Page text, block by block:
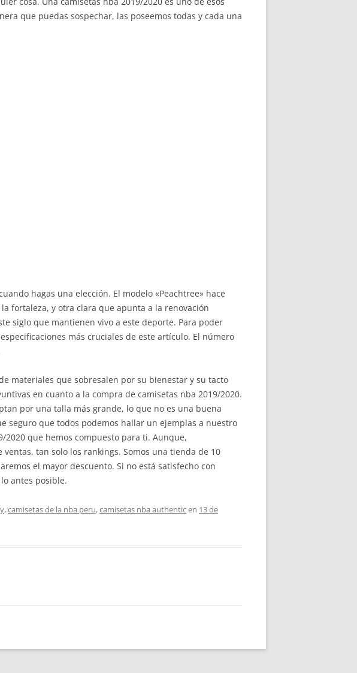
que puedas sospechar, las poseemos todas y cada una
hagas una elección. El modelo «Peachtree» hace
fortaleza, y otra clara que apunta a la renovación
siglo que mantienen vivo a este deporte. Para poder
más cruciales de este artículo. El número
materiales que sobresalen por su bienestar y su tacto
en cuanto a la compra de camisetas nba 2019/2020.
por una talla más grande, lo que no es una buena
seguro que todos podemos hallar un ejemplas a nuestro
que hemos compuesto para ti. Aunque,
tan solo los rankings. Somos una tienda de 10
el mayor descuento. Si no está satisfecho con
antes posible.
,camisetas de la nba peru,camisetas nba authenticen 13 de